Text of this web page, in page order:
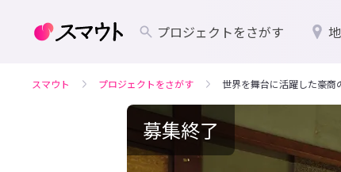
プロジェクトをさがす
スマウト プロジェクトをさがす 世界を舞台に活躍した豪
募集終了